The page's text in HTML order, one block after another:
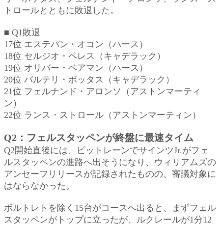
トロールとともに敗退した。
■ Q1敗退
17位 エステバン・オコン（ハース）
18位 セルジオ・ペレス（キャデラック）
19位 オリバー・ベアマン（ハース）
20位 バルテリ・ボッタス（キャデラック）
21位 フェルナンド・アロンソ（アストンマーティ
ン）
22位 ランス・ストロール（アストンマーティン）
Q2：フェルスタッペンが終盤に最速タイム
Q2開始直後には、ピットレーンでサインツJr.がフェ
ルスタッペンの進路へ出そうになり、ウィリアムズの
アンセーフリリースが記録されたものの、審議対象に
はならなかった。
ボルトレトを除く15台がコースへ出ると、まずフェル
スタッペンがトップに立ったが、ルクレールが1分12